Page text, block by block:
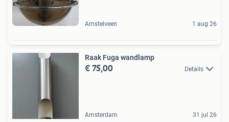
Amstelveen 1 aug 26
Raak Fuga wandlamp
€ 75,00 Details
Amsterdam 31 jul 26